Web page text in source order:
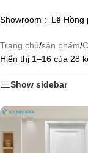
Showroom : Lê Hồng
Trang chủ/sản phẩm/
Hiển thị 1–16 của 28
Show sidebar